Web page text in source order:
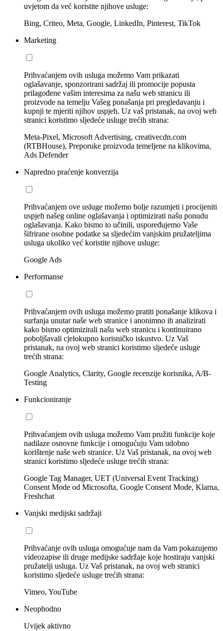
uvjetom da već koristite njihove usluge:
Bing, Criteo, Meta, Google, LinkedIn, Pinterest, TikTok
Marketing
Prihvaćanjem ovih usluga možemo Vam prikazati
oglašavanje, sponzorirani sadržaj ili promocije popusta
prilagođene vašim interesima za našu web stranicu ili
proizvode na temelju Vašeg ponašanja pri pregledavanju i
kupnji te mjeriti njihov uspjeh. Uz vaš pristanak, na ovoj web
stranici koristimo sljedeće usluge trećih strana:
Meta-Pixel, Microsoft Advertising, creativecdn.com
(RTBHouse), Preporuke proizvoda temeljene na klikovima,
Ads Defender
Napredno praćenje konverzija
Prihvaćanjem ove usluge možemo bolje razumjeti i procijeniti
uspjeh našeg online oglašavanja i optimizirati našu ponudu
oglašavanja. Kako bismo to učinili, uspoređujemo Vaše
šifrirane osobne podatke sa sljedećim vanjskim pružateljima
usluga ukoliko već koristite njihove usluge:
Google Ads
Performanse
Prihvaćanjem ovih usluga možemo pratiti ponašanje klikova i
surfanja unutar naše web stranice i anonimno ih analizirati
kako bismo optimizirali našu web stranicu i kontinuirano
poboljšavali cjelokupno korisničko iskustvo. Uz Vaš
pristanak, na ovoj web stranici koristimo sljedeće usluge
trećih strana:
Google Analytics, Clarity, Google recenzije korisnika, A/B-
Testing
Funkcioniranje
Prihvaćanjem ovih usluga možemo Vam pružiti funkcije koje
nadilaze osnovne funkcije i omogućuju Vam udobno
korištenje naše web stranice. Uz Vaš pristanak, na ovoj web
stranici koristimo sljedeće usluge trećih strana:
Google Tag Manager, UET (Universal Event Tracking)
Consent Mode od Microsofta, Google Consent Mode, Klarna,
Freshchat
Vanjski medijski sadržaji
Prihvaćanje ovih usluga omogućuje nam da Vam pokazujemo
videozapise ili druge medijske sadržaje koje hostiraju vanjski
pružatelji usluga. Uz Vaš pristanak, na ovoj web stranici
koristimo sljedeće usluge trećih strana:
Vimeo, YouTube
Neophodno
Uvijek aktivno